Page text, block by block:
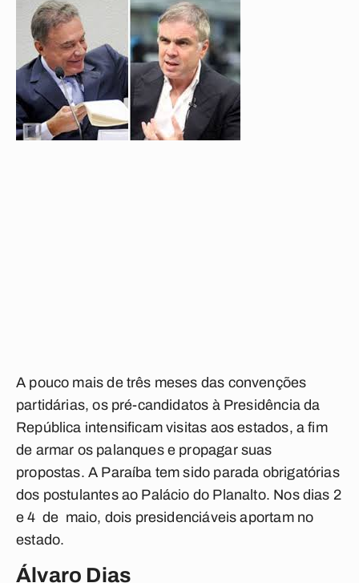
A pouco mais de três meses das convenções
partidárias, os pré-candidatos à Presidência da
República intensificam visitas aos estados, a fim
de armar os palanques e propagar suas
propostas. A Paraíba tem sido parada obrigatórias
dos postulantes ao Palácio do Planalto. Nos dias 2
e 4 de maio, dois presidenciáveis aportam no
estado.
Álvaro Dias